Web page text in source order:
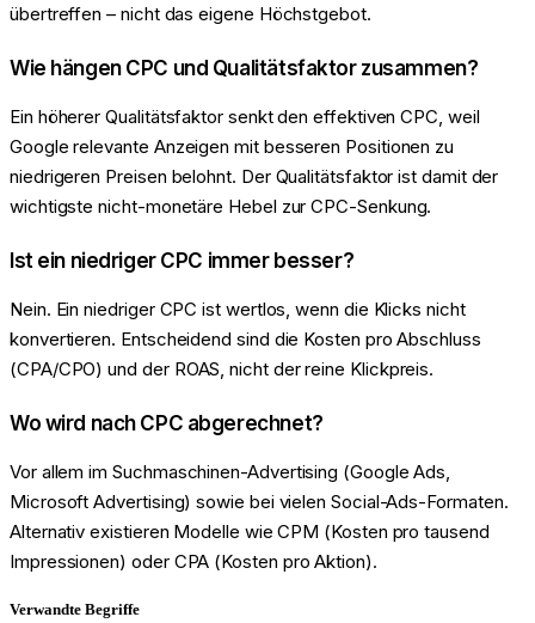
übertreffen – nicht das eigene Höchstgebot.
Wie hängen CPC und Qualitätsfaktor zusammen?
Ein höherer Qualitätsfaktor senkt den effektiven CPC, weil
Google relevante Anzeigen mit besseren Positionen zu
niedrigeren Preisen belohnt. Der Qualitätsfaktor ist damit der
wichtigste nicht-monetäre Hebel zur CPC-Senkung.
Ist ein niedriger CPC immer besser?
Nein. Ein niedriger CPC ist wertlos, wenn die Klicks nicht
konvertieren. Entscheidend sind die Kosten pro Abschluss
(CPA/CPO) und der ROAS, nicht der reine Klickpreis.
Wo wird nach CPC abgerechnet?
Vor allem im Suchmaschinen-Advertising (Google Ads,
Microsoft Advertising) sowie bei vielen Social-Ads-Formaten.
Alternativ existieren Modelle wie CPM (Kosten pro tausend
Impressionen) oder CPA (Kosten pro Aktion).
Verwandte Begriffe